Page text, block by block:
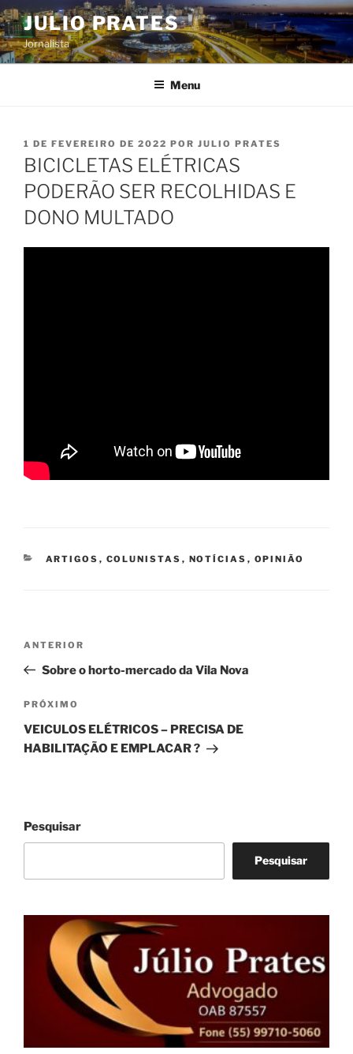
Pular
para
o
conteúdo
JULIO PRATES
Jornalista
Menu
PUBLICADO
EM
1 DE FEVEREIRO DE 2022 POR JULIO PRATES
BICICLETAS ELÉTRICAS
PODERÃO SER RECOLHIDAS E
DONO MULTADO
CATEGORIAS
ARTIGOS , COLUNISTAS , NOTÍCIAS , OPINIÃO
Post
Post
anterior
ANTERIOR
Sobre o horto-mercado da Vila Nova
Próximo
post
PRÓXIMO
VEICULOS ELÉTRICOS – PRECISA DE
HABILITAÇÃO E EMPLACAR ?
Pesquisar
Pesquisar